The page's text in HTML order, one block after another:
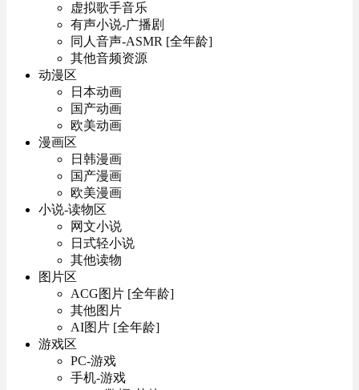
虚拟歌手音乐
有声小说-广播剧
同人音声-ASMR [全年龄]
其他音频资源
动漫区
日本动画
国产动画
欧美动画
漫画区
日韩漫画
国产漫画
欧美漫画
小说-读物区
网文小说
日式轻小说
其他读物
图片区
ACG图片 [全年龄]
其他图片
AI图片 [全年龄]
游戏区
PC-游戏
手机-游戏